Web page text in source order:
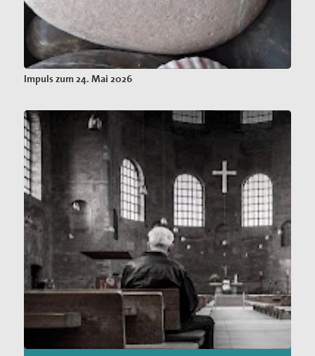
Impuls zum 24. Mai 2026